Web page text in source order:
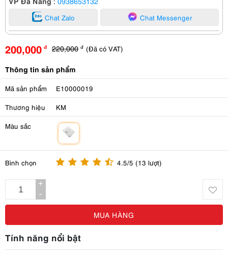
Chat Zalo Chat Messenger
200,000 đ 220,000 đ (Đã có VAT)
Thông tin sản phẩm
Mã sản phẩm E10000019
Thương hiệu KM
Màu sắc
Bình chọn 4.5/5 (13 lượt)
+
-
MUA HÀNG
Tính năng nổi bật